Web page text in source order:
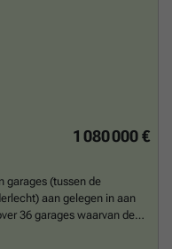
1 080 000 €
garages (tussen de
aan gelegen in aan
36 garages waarvan de